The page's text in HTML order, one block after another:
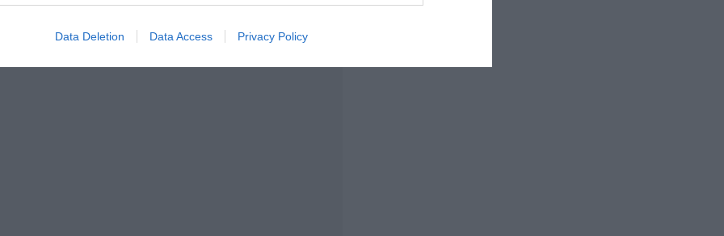
Data Deletion Data Access Privacy Policy